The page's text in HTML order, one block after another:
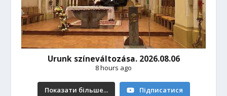
Urunk színeváltozása. 2026.08.06
8 hours ago
Показати більше... Підписатися